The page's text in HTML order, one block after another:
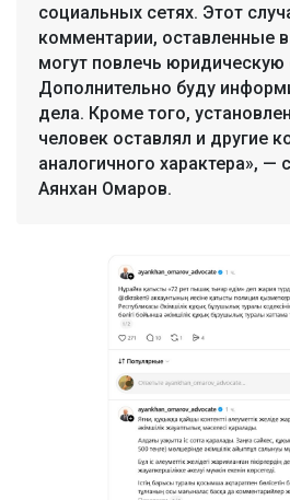
социальных сетях. Этот
комментарии, оставленные
могут повлечь юридическую
Дополнительно буду
дела. Кроме того,
человек оставлял и другие
аналогичного характера»,
Аянхан Омаров.